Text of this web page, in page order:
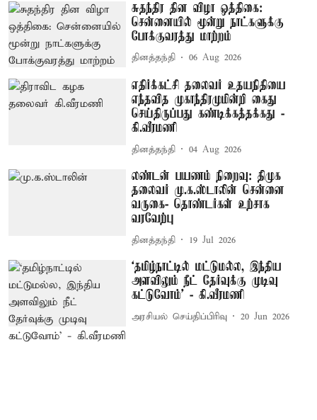
சுதந்திர தின விழா ஒத்திகை:
சென்னையில் மூன்று நாட்களுக்கு
போக்குவரத்து மாற்றம்
தினத்தந்தி 06 Aug 2026
எதிர்க்கட்சி தலைவர் உதயநிதியை
எந்தவித முகாந்திரமுமின்றி கைது
செய்திருப்பது கண்டிக்கத்தக்கது -
கி.வீரமணி
தினத்தந்தி 04 Aug 2026
லண்டன் பயணம் நிறைவு: திமுக
தலைவர் மு.க.ஸ்டாலின் சென்னை
வருகை- தொண்டர்கள் உற்சாக
வரவேற்பு
தினத்தந்தி 19 Jul 2026
‘தமிழ்நாட்டில் மட்டுமல்ல, இந்திய
அளவிலும் நீட் தேர்வுக்கு முடிவு
கட்டுவோம்’ - கி.வீரமணி
அரசியல் செய்திப்பிரிவு 20 Jun 2026